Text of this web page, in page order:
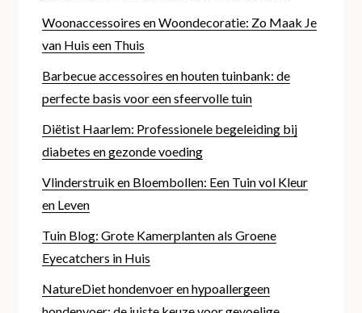
Woonaccessoires en Woondecoratie: Zo Maak Je
van Huis een Thuis
Barbecue accessoires en houten tuinbank: de
perfecte basis voor een sfeervolle tuin
Diëtist Haarlem: Professionele begeleiding bij
diabetes en gezonde voeding
Vlinderstruik en Bloembollen: Een Tuin vol Kleur
en Leven
Tuin Blog: Grote Kamerplanten als Groene
Eyecatchers in Huis
NatureDiet hondenvoer en hypoallergeen